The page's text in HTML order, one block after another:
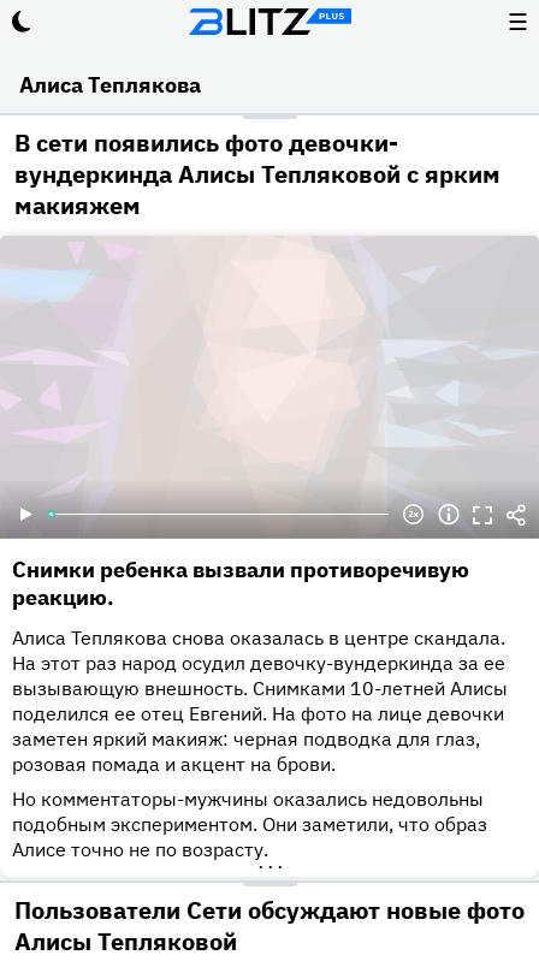
☰
Алиса Теплякова
В сети появились фото девочки-
вундеркинда Алисы Тепляковой с ярким
макияжем
Снимки ребенка вызвали противоречивую
реакцию.
Алиса Теплякова снова оказалась в центре скандала.
На этот раз народ осудил девочку-вундеркинда за ее
вызывающую внешность. Снимками 10-летней Алисы
поделился ее отец Евгений. На фото на лице девочки
заметен яркий макияж: черная подводка для глаз,
розовая помада и акцент на брови.
Но комментаторы-мужчины оказались недовольны
подобным экспериментом. Они заметили, что образ
Алисе точно не по возрасту.
•••
Пользователи Сети обсуждают новые фото
Алисы Тепляковой